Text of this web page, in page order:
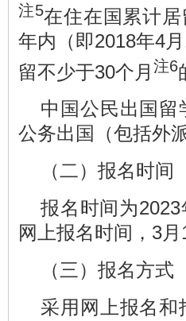
注5在住在国累计居
年内（即2018年4
留不少于30个月 注6
中国公民出国
公务出国（包括外
（二）报名时间
报名时间为
网上报名时间，3
（三）报名方式
采用网上报名